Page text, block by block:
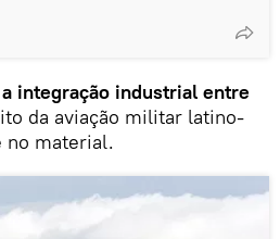
integração industrial entre
da aviação militar latino-
no material.